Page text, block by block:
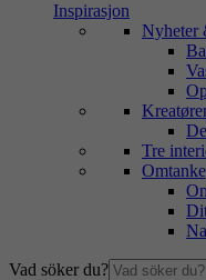
Inspirasjon
Nyheter
Tre
Omtanke
Vad söker du?